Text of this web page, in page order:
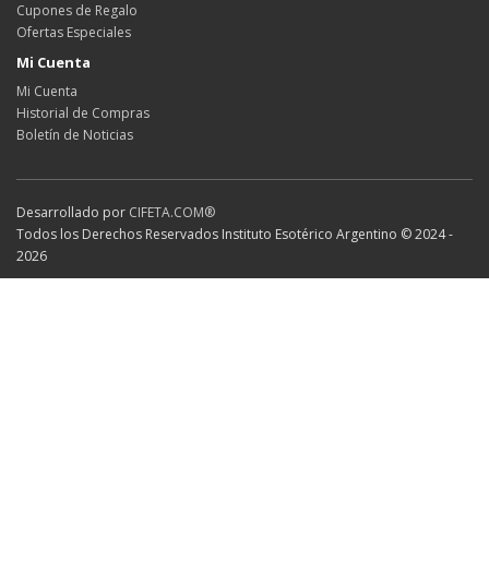
Cupones de Regalo
Ofertas Especiales
Mi Cuenta
Mi Cuenta
Historial de Compras
Boletín de Noticias
Desarrollado por CIFETA.COM®
Todos los Derechos Reservados Instituto Esotérico Argentino © 2024 -
2026